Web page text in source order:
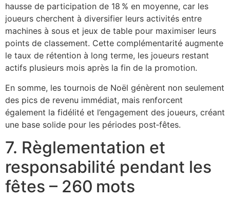
hausse de participation de 18 % en moyenne, car les
joueurs cherchent à diversifier leurs activités entre
machines à sous et jeux de table pour maximiser leurs
points de classement. Cette complémentarité augmente
le taux de rétention à long terme, les joueurs restant
actifs plusieurs mois après la fin de la promotion.
En somme, les tournois de Noël génèrent non seulement
des pics de revenu immédiat, mais renforcent
également la fidélité et l’engagement des joueurs, créant
une base solide pour les périodes post‑fêtes.
7. Règlementation et
responsabilité pendant les
fêtes – 260 mots